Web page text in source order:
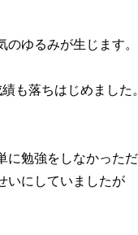
ゆるみが生じます。
も落ちはじめました
に勉強をしなかった
いにしていましたが